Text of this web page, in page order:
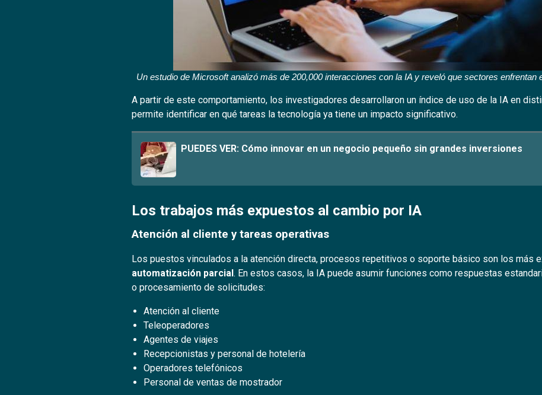
Un estudio de Microsoft analizó más de 200,000 interacciones con la IA y reveló que sectores enfrentan
A partir de este comportamiento, los investigadores desarrollaron un índice de uso de la IA en
permite identificar en qué tareas la tecnología ya tiene un impacto significativo.
PUEDES VER: Cómo innovar en un negocio pequeño sin grandes inversiones
Los trabajos más expuestos al cambio por IA
Atención al cliente y tareas operativas
Los puestos vinculados a la atención directa, procesos repetitivos o soporte básico son los más
automatización parcial. En estos casos, la IA puede asumir funciones como respuestas
o procesamiento de solicitudes:
Atención al cliente
Teleoperadores
Agentes de viajes
Recepcionistas y personal de hotelería
Operadores telefónicos
Personal de ventas de mostrador